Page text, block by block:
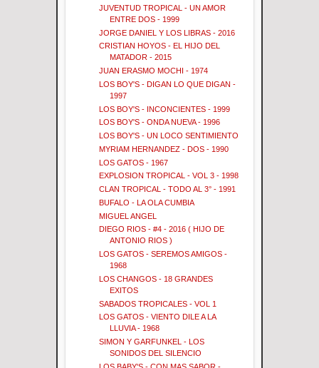
JUVENTUD TROPICAL - UN AMOR
ENTRE DOS - 1999
JORGE DANIEL Y LOS LIBRAS - 2016
CRISTIAN HOYOS - EL HIJO DEL
MATADOR - 2015
JUAN ERASMO MOCHI - 1974
LOS BOY'S - DIGAN LO QUE DIGAN -
1997
LOS BOY'S - INCONCIENTES - 1999
LOS BOY'S - ONDA NUEVA - 1996
LOS BOY'S - UN LOCO SENTIMIENTO
MYRIAM HERNANDEZ - DOS - 1990
LOS GATOS - 1967
EXPLOSION TROPICAL - VOL 3 - 1998
CLAN TROPICAL - TODO AL 3° - 1991
BUFALO - LA OLA CUMBIA
MIGUEL ANGEL
DIEGO RIOS - #4 - 2016 ( HIJO DE
ANTONIO RIOS )
LOS GATOS - SEREMOS AMIGOS -
1968
LOS CHANGOS - 18 GRANDES
EXITOS
SABADOS TROPICALES - VOL 1
LOS GATOS - VIENTO DILE A LA
LLUVIA - 1968
SIMON Y GARFUNKEL - LOS
SONIDOS DEL SILENCIO